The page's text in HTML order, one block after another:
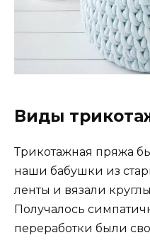
Виды
Трикотажная пряжа
наши бабушки из
ленты и вязали
Получалось
переработки были